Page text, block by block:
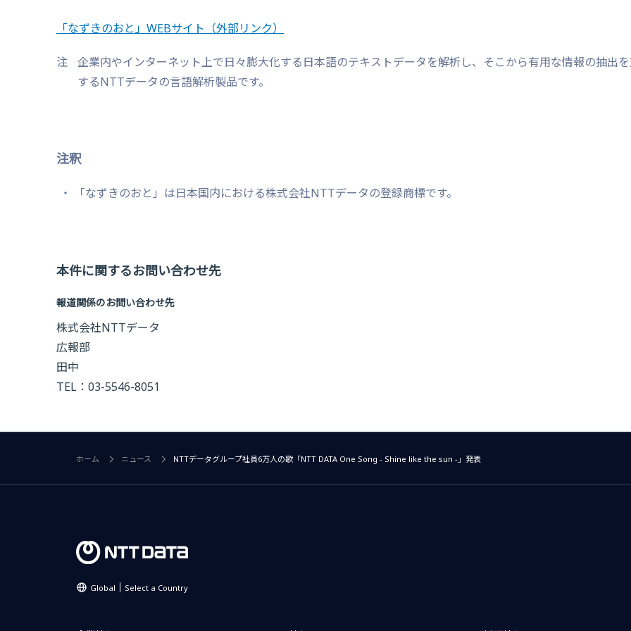
「なずきのおと」WEBサイト （外部リンク）
注
企業内やインターネット上で日々膨大化する日本語のテキストデータを解析し、そこから有用な情報の抽出
するNTTデータの言語解析製品です。
注釈
「なずきのおと」は日本国内における株式会社NTTデータの登録商標です。
本件に関するお問い合わせ先
報道関係のお問い合わせ先
株式会社NTTデータ
広報部
田中
TEL：03-5546-8051
ホーム ニュース NTTデータグループ社員6万人の歌「NTT DATA One Song - Shine like the sun -」発表
Global Select a Country